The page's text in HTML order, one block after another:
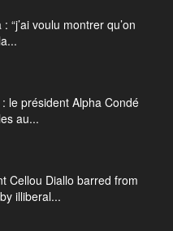
“j’ai voulu montrer qu’on
le président Alpha Condé
au...
Cellou Diallo barred from
illiberal...